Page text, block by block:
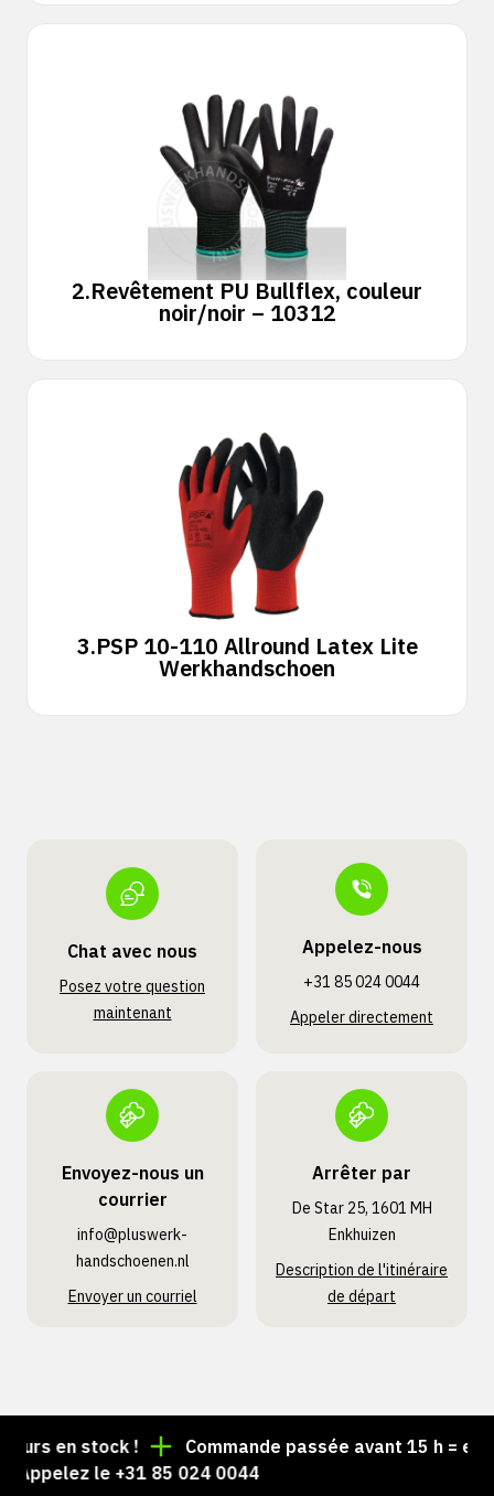
2.Revêtement PU Bullflex, couleur
noir/noir – 10312
3.PSP 10-110 Allround Latex Lite
Werkhandschoen
Chat avec nous
Posez votre question
maintenant
Appelez-nous
+31 85 024 0044
Appeler directement
Envoyez-nous un
courrier
info@pluswerk­
handschoenen.nl
Envoyer un courriel
Arrêter par
De Star 25, 1601 MH
Enkhuizen
Description de l'itinéraire
de départ
en stock !
Commande passée avant 15 h =
le +31 85 024 0044